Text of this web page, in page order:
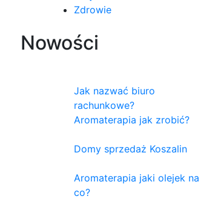
Zdrowie
Nowości
Jak nazwać biuro
rachunkowe?
Aromaterapia jak zrobić?
Domy sprzedaż Koszalin
Aromaterapia jaki olejek na
co?